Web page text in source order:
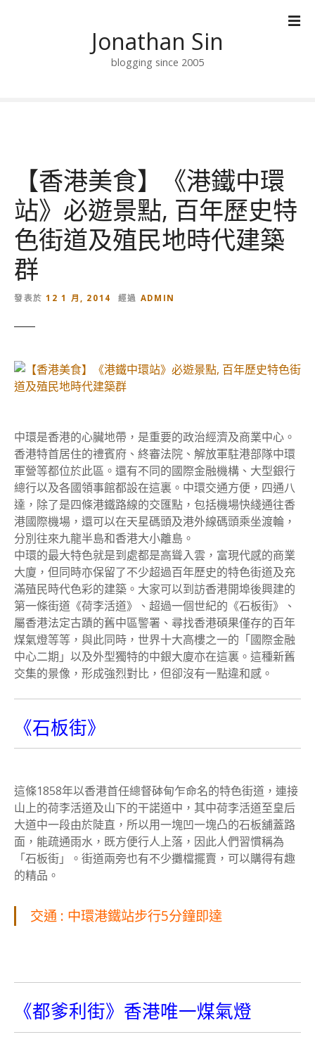
Jonathan Sin
blogging since 2005
【香港美食】《港鐵中環
站》必遊景點, 百年歷史特
色街道及殖民地時代建築
群
發表於 12 1 月, 2014 經過 ADMIN
中環是香港的心臟地帶，是重要的政治經濟及商業中心。
香港特首居住的禮賓府、終審法院、解放軍駐港部隊中環
軍營等都位於此區。還有不同的國際金融機構、大型銀行
總行以及各國領事館都設在這裏。中環交通方便，四通八
達，除了是四條港鐵路線的交匯點，包括機場快綫通往香
港國際機場，還可以在天星碼頭及港外線碼頭乘坐渡輪，
分別往來九龍半島和香港大小離島。
中環的最大特色就是到處都是高聳入雲，富現代感的商業
大廈，但同時亦保留了不少超過百年歷史的特色街道及充
滿殖民時代色彩的建築。大家可以到訪香港開埠後興建的
第一條街道《荷李活道》、超過一個世紀的《石板街》、
屬香港法定古蹟的舊中區警署、尋找香港碩果僅存的百年
煤氣燈等等，與此同時，世界十大高樓之一的「國際金融
中心二期」以及外型獨特的中銀大廈亦在這裏。這種新舊
交集的景像，形成強烈對比，但卻沒有一點違和感。
《石板街》
這條1858年以香港首任總督砵甸乍命名的特色街道，連接
山上的荷李活道及山下的干諾道中，其中荷李活道至皇后
大道中一段由於陡直，所以用一塊凹一塊凸的石板舖蓋路
面，能疏通雨水，既方便行人上落，因此人們習慣稱為
「石板街」。街道兩旁也有不少攤檔擺賣，可以購得有趣
的精品。
交通 : 中環港鐵站步行5分鐘即達
《都爹利街》香港唯一煤氣燈